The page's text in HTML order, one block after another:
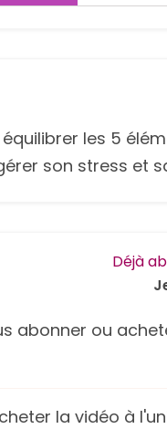
les 5
son stress et
Déjà
abonner ou
la vidéo à